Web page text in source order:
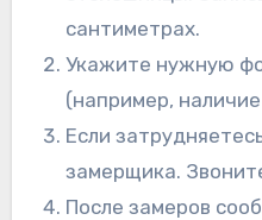
сантиметрах.
Укажите нужную
(например,
Если
замерщика.
После замеров